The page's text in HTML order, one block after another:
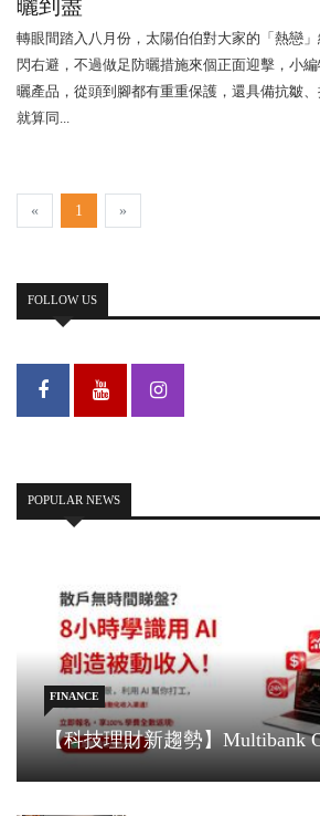
曬到盡
轉眼間踏入八月份，太陽伯伯對大家的「熱戀
閃右避，不過做足防曬措施來個正面迎擊，小
曬產品，從頭到腳都有重重保護，還具備抗皺
就算同...
« 1 »
FOLLOW US
POPULAR NEWS
FINANCE
【科技理財新趨勢】Multibank